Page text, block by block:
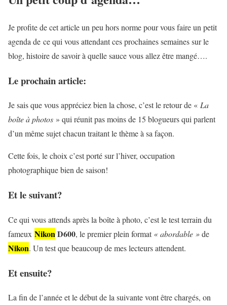
Je profite de cet article un peu hors norme pour vous faire un petit
agenda de ce qui vous attendant ces prochaines semaines sur le
blog, histoire de savoir à quelle sauce vous allez être mangé….
Le prochain article:
Je sais que vous appréciez bien la chose, c’est le retour de « La
boîte à photos » qui réunit pas moins de 15 blogueurs qui parlent
d’un même sujet chacun traitant le thème à sa façon.
Cette fois, le choix c’est porté sur l’hiver, occupation
photographique bien de saison!
Et le suivant?
Ce qui vous attends après la boîte à photo, c’est le test terrain du
fameux NikonD600, le premier plein format« abordable »de
Nikon. Un test que beaucoup de mes lecteurs attendent.
Et ensuite?
La fin de l’année et le début de la suivante vont être chargés, on